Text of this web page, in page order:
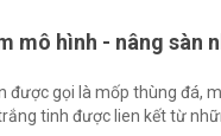
mô hình - nâng sàn
được gọi là mốp thùng đá,
tinh được lien kết từ